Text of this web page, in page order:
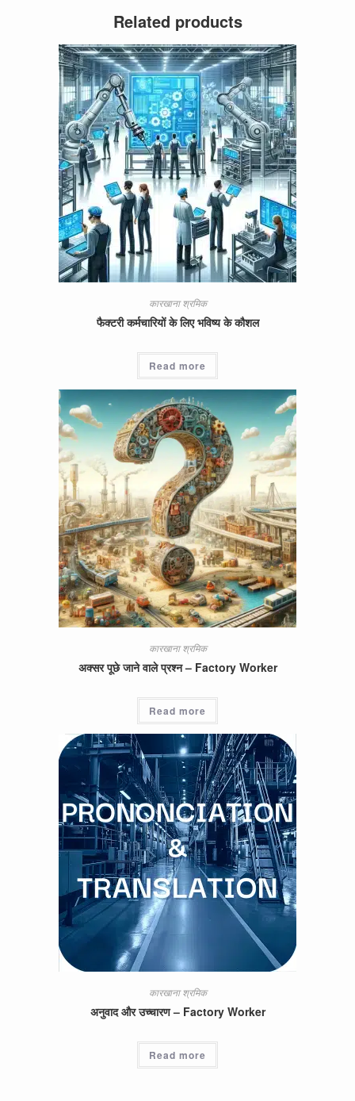
Related products
कारखाना श्रमिक
फैक्टरी कर्मचारियों के लिए भविष्य के कौशल
Read more
कारखाना श्रमिक
अक्सर पूछे जाने वाले प्रश्न – Factory Worker
Read more
कारखाना श्रमिक
अनुवाद और उच्चारण – Factory Worker
Read more